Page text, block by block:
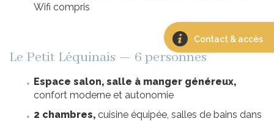
Contact & accès
Wifi compris
Le Petit Léquinais — 6 personnes
Espace salon, salle à manger généreux,
confort moderne et autonomie
2 chambres, cuisine équipée, salles de bains dans